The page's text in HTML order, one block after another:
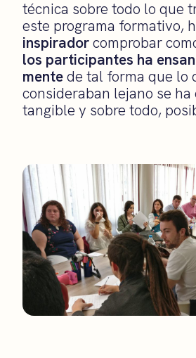
técnica sobre todo lo que
este programa formativo,
inspiradorcomprobar
los participantes ha
mentede tal forma que lo
consideraban lejano se
tangible y sobre todo,